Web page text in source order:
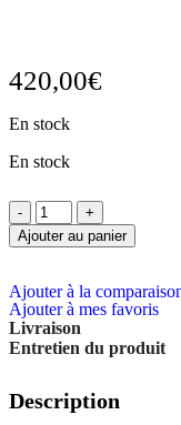
420,00€
En stock
En stock
Ajouter au panier
Ajouter à la
Ajouter à mes favoris
Livraison
Entretien du produit
Description